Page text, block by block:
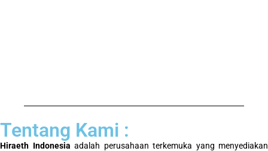
Tentang Kami :
Hiraeth Indonesia adalah perusahaan terkemuka yang menyediakan